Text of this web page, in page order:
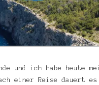
und ich habe heute
einer Reise dauert es